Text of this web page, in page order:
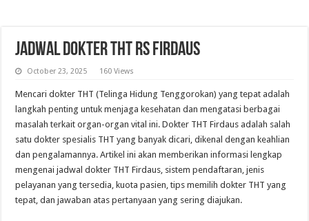
Jadwal Dokter THT RS Firdaus
October 23, 2025 160 Views
Mencari dokter THT (Telinga Hidung Tenggorokan) yang tepat adalah
langkah penting untuk menjaga kesehatan dan mengatasi berbagai
masalah terkait organ-organ vital ini. Dokter THT Firdaus adalah salah
satu dokter spesialis THT yang banyak dicari, dikenal dengan keahlian
dan pengalamannya. Artikel ini akan memberikan informasi lengkap
mengenai jadwal dokter THT Firdaus, sistem pendaftaran, jenis
pelayanan yang tersedia, kuota pasien, tips memilih dokter THT yang
tepat, dan jawaban atas pertanyaan yang sering diajukan.